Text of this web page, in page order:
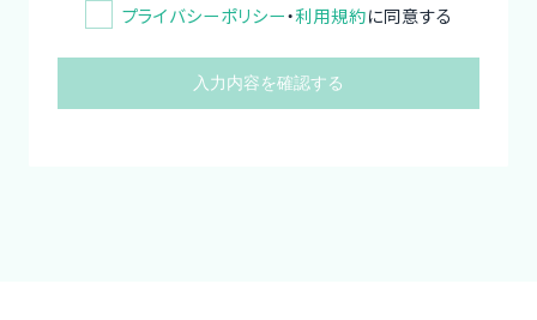
プライバシーポリシー・利用規約に同意する
入力内容を確認する